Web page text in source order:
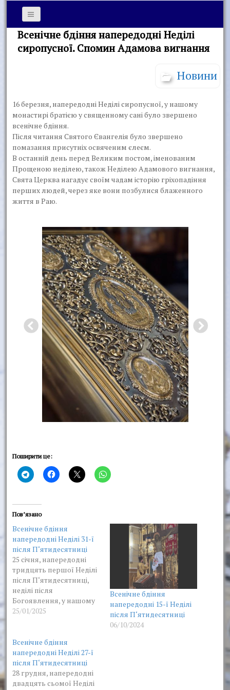
Всенічне бдіння напередодні Неділі
сиропусної. Спомин Адамова вигнання
Новини
16 березня, напередодні Неділі сиропусної, у нашому
монастирі братією у священному сані було звершено
всенічне бдіння.
Після читання Святого Євангелія було звершено
помазання присутніх освяченим єлеєм.
В останній день перед Великим постом, іменованим
Прощеною неділею, також Неділею Адамового вигнання,
Свята Церква нагадує своїм чадам історію гріхопадіння
перших людей, через яке вони позбулися блаженного
життя в Раю.
Поширити це:
Пов’язано
Всенічне бдіння
напередодні Неділі 31-ї
після П‘ятидесятниці
25 січня, напередодні
тридцять першої Неділі
після П‘ятидесятниці,
неділі після
Богоявлення, у нашому
монастирі було
очолив благочинний в
обителі архімандрит
Пимен у співслужінні
братії.
25/01/2025
Всенічне бдіння
напередодні 15-ї Неділі
після П‘ятидесятниці
06/10/2024
Всенічне бдіння
напередодні Неділі 27-ї
після П‘ятидесятниці
28 грудня, напередодні
двадцять сьомої Неділі